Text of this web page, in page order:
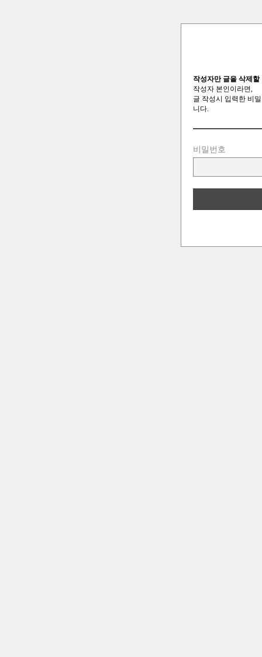
작성자만 글을 삭제할
작성자 본인이라면,
글 작성시 입력한 비
니다.
비밀번호